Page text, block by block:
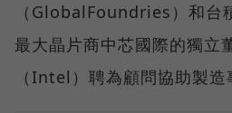
（GlobalFoundries）和台
最大晶片商中芯國際的獨立
（Intel）聘為顧問協助製造